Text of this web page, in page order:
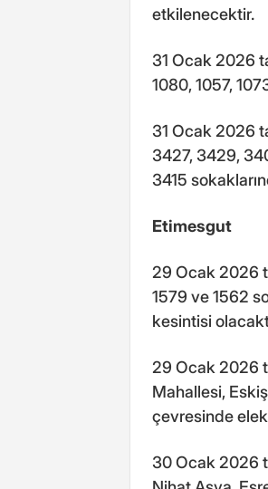
etkilenecektir.
31 Ocak 2026
1080, 1057,
31 Ocak 2026
3427, 3429,
3415
Etimesgut
29 Ocak 2026
1579 ve 1562
kesintisi
29 Ocak 2026
Mahallesi,
çevresinde
30 Ocak 2026